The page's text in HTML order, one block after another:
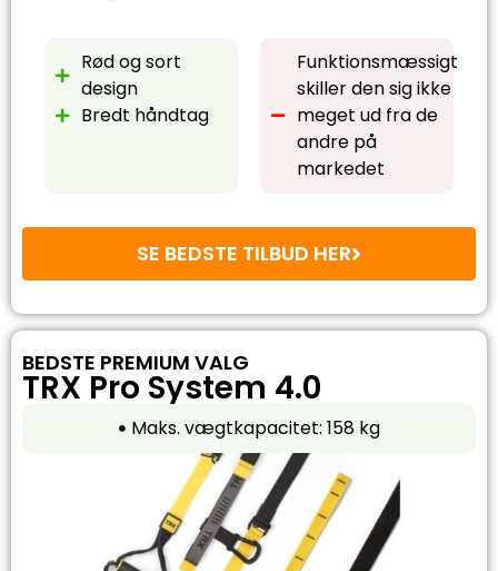
Rød og sort
design
Bredt håndtag
Funktionsmæssigt
skiller den sig ikke
meget ud fra de
andre på
markedet
SE BEDSTE TILBUD HER
BEDSTE PREMIUM VALG
TRX Pro System 4.0
Maks. vægtkapacitet: 158 kg